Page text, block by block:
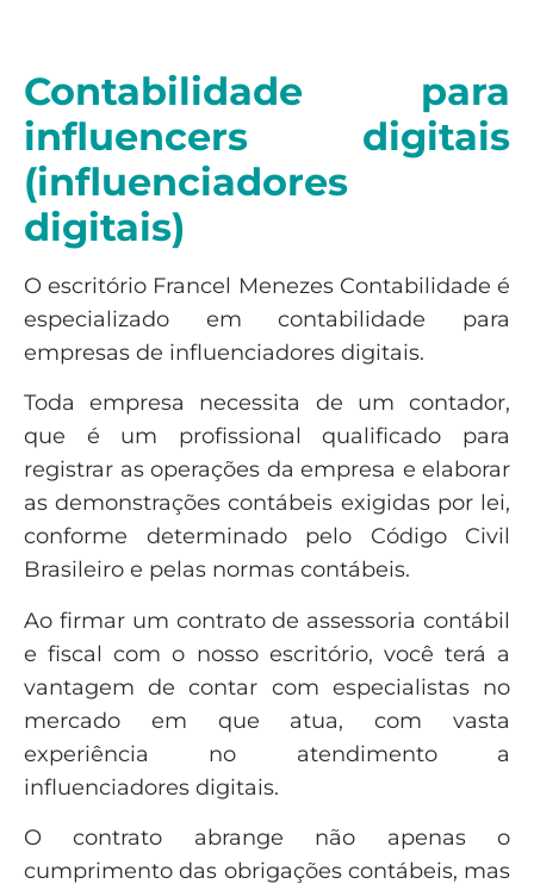
Contabilidade para
influencers digitais
(influenciadores
digitais)
O escritório Francel Menezes Contabilidade é
especializado em contabilidade para
empresas de influenciadores digitais.
Toda empresa necessita de um contador,
que é um profissional qualificado para
registrar as operações da empresa e elaborar
as demonstrações contábeis exigidas por lei,
conforme determinado pelo Código Civil
Brasileiro e pelas normas contábeis.
Ao firmar um contrato de assessoria contábil
e fiscal com o nosso escritório, você terá a
vantagem de contar com especialistas no
mercado em que atua, com vasta
experiência no atendimento a
influenciadores digitais.
O contrato abrange não apenas o
cumprimento das obrigações contábeis, mas